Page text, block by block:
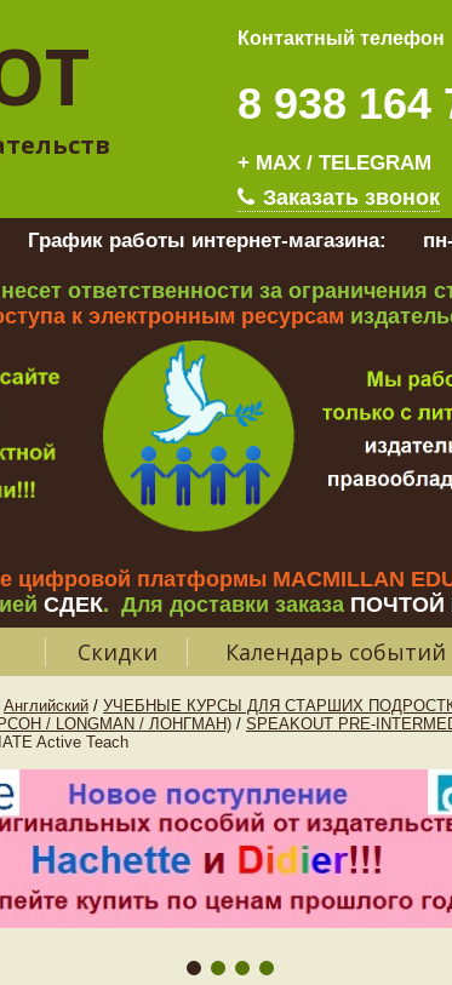
Контактный телефон
8 938 164
+ MAX / TELEGRAM
Заказать звонок
работы интернет-магазина:
ответственности за ограничения
к электронным ресурсам
платформы MACMILLAN
СДЕК. Для доставки заказа ПОЧТОЙ
Скидки Календарь событий
Английский / УЧЕБНЫЕ КУРСЫ ДЛЯ СТАРШИХ
/ LONGMAN / ЛОНГМАН) / SPEAKOUT PRE-
Active Teach